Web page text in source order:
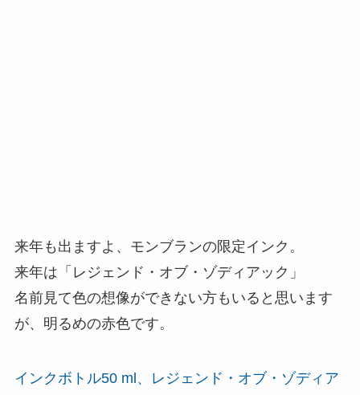
来年も出ますよ、モンブランの限定インク。
来年は「レジェンド・オブ・ゾディアック」
名前見て色の想像ができない方もいると思います
が、明るめの赤色です。
インクボトル50 ml、レジェンド・オブ・ゾディア